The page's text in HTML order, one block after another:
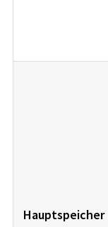
Hauptspeicher